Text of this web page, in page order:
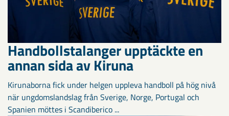
Handbollstalanger upptäckte en
annan sida av Kiruna
Kirunaborna fick under helgen uppleva handboll på hög nivå
när ungdomslandslag från Sverige, Norge, Portugal och
Spanien möttes i Scandiberico ...